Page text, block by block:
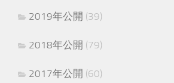
2019年公開 (39)
2018年公開 (79)
2017年公開 (60)